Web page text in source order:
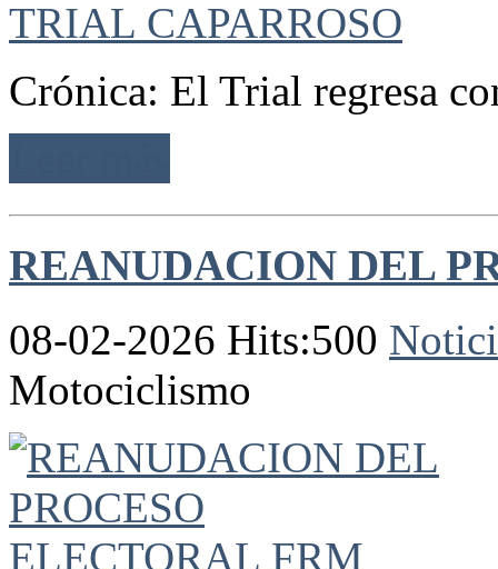
Crónica: El Trial regresa
REANUDACION DEL
08-02-2026 Hits:500
Motociclismo